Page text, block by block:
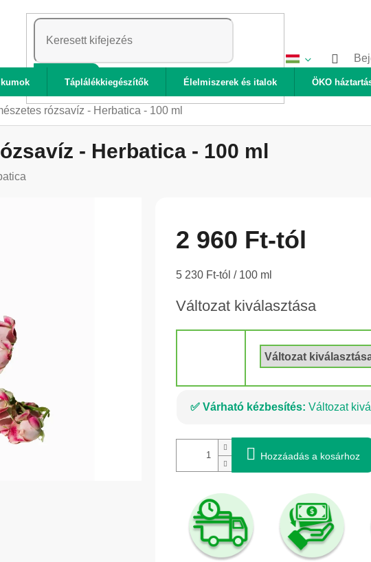
KERESÉS
Táplálékkiegészítők Élelmiszerek és italok ÖKO
rózsavíz - Herbatica - 100 ml
- Herbatica - 100 ml
2 960 Ft-tól
Egységár:
5 230 Ft-tól / 100 ml
Változat kiválasztása
Várható kézbesítés: Változat
Hozzáadás a kosárhoz